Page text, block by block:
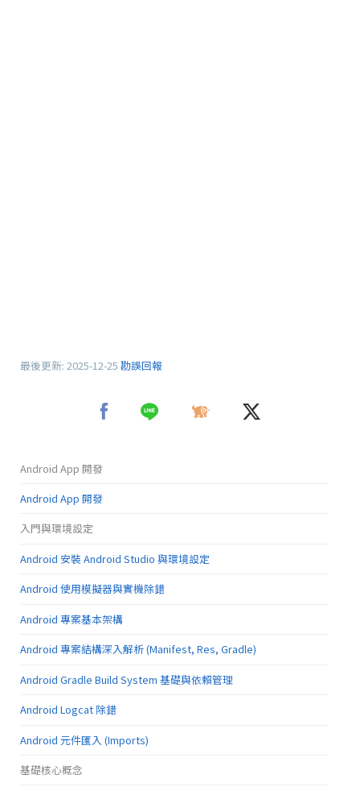
最後更新: 2025-12-25 勘誤回報
Android App 開發
Android App 開發
入門與環境設定
Android 安裝 Android Studio 與環境設定
Android 使用模擬器與實機除錯
Android 專案基本架構
Android 專案結構深入解析 (Manifest, Res, Gradle)
Android Gradle Build System 基礎與依賴管理
Android Logcat 除錯
Android 元件匯入 (Imports)
基礎核心概念